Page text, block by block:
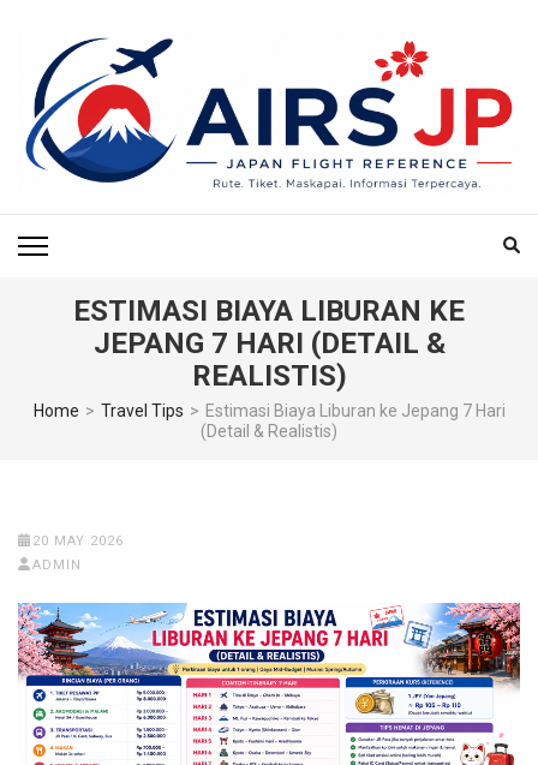
content
(Press
Enter)
AIRS JP – PUSAT
REFERENSI
PENERBANGAN & TIKET
KE JEPANG
Jepang, Air BnB Jepang,
ESTIMASI BIAYA LIBURAN KE
JEPANG 7 HARI (DETAIL &
REALISTIS)
Home > Travel Tips > Estimasi Biaya Liburan ke Jepang 7 Hari
(Detail & Realistis)
20 MAY 2026
ADMIN